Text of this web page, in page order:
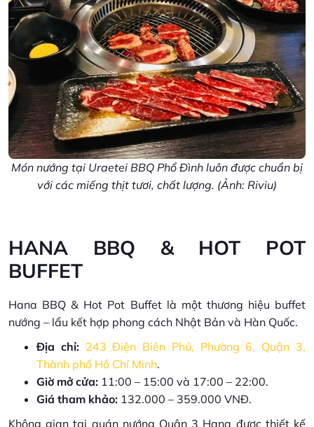
Món nướng tại Uraetei BBQ Phổ Đình luôn được chuẩn bị
với các miếng thịt tươi, chất lượng. (Ảnh: Riviu)
HANA BBQ & HOT POT
BUFFET
Hana BBQ & Hot Pot Buffet là một thương hiệu buffet
nướng – lẩu kết hợp phong cách Nhật Bản và Hàn Quốc.
Địa chỉ: 243 Điện Biên Phủ, Phường 6, Quận 3,
Thành phố Hồ Chí Minh.
Giờ mở cửa: 11:00 – 15:00 và 17:00 – 22:00.
Giá tham khảo: 132.000 – 359.000 VNĐ.
Không gian tại quán nướng Quận 3 Hana được thiết kế